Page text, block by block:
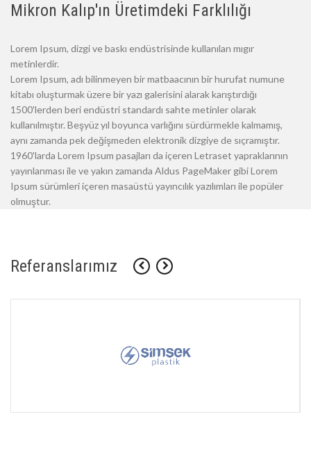
Mikron Kalıp'ın Üretimdeki Farklılığı
Lorem Ipsum, dizgi ve baskı endüstrisinde kullanılan mıgır
metinlerdir.
Lorem Ipsum, adı bilinmeyen bir matbaacının bir hurufat numune
kitabı oluşturmak üzere bir yazı galerisini alarak karıştırdığı
1500'lerden beri endüstri standardı sahte metinler olarak
kullanılmıştır. Beşyüz yıl boyunca varlığını sürdürmekle kalmamış,
aynı zamanda pek değişmeden elektronik dizgiye de sıçramıştır.
1960'larda Lorem Ipsum pasajları da içeren Letraset yapraklarının
yayınlanması ile ve yakın zamanda Aldus PageMaker gibi Lorem
Ipsum sürümleri içeren masaüstü yayıncılık yazılımları ile popüler
olmuştur.
Referanslarımız